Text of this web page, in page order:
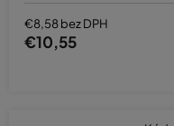
€8,58 bez DPH
€10,55